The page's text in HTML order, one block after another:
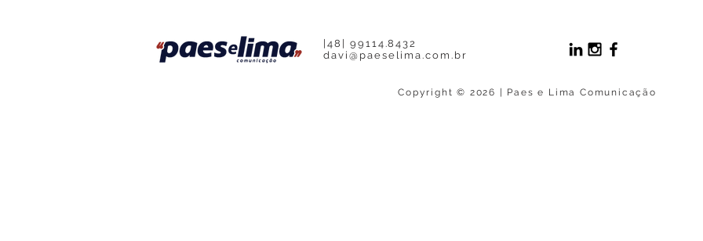
|48| 99114.8432
davi@paeselima.com.br
Copyright © 2026 | Paes e Lima Comunicação